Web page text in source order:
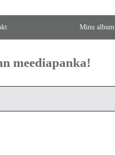
Minu album
meediapanka!